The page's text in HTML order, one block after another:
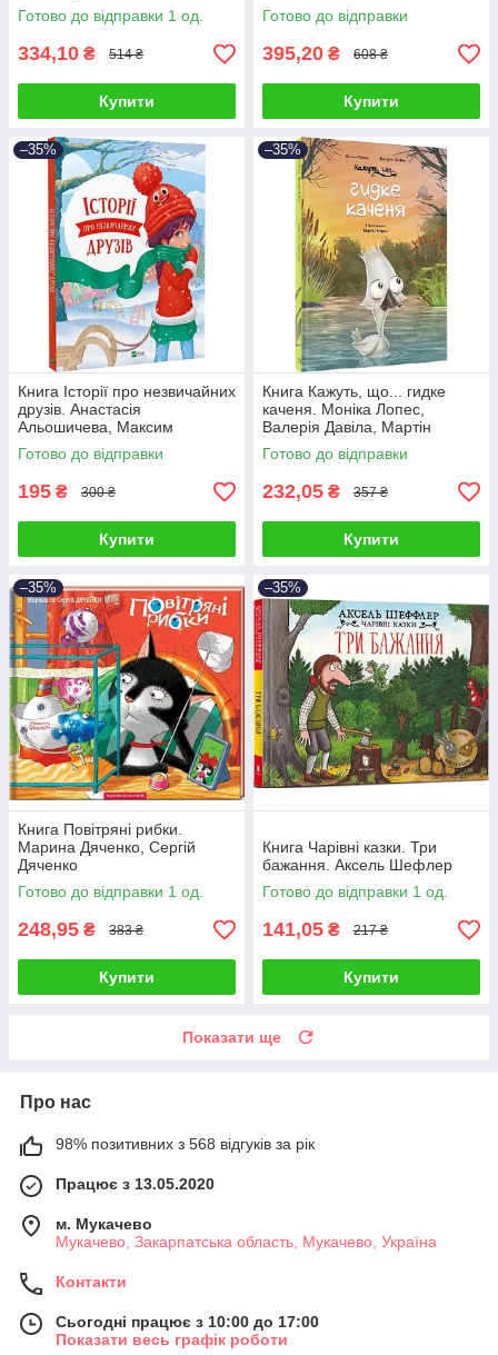
Готово до відправки 1 од.
334,10 ₴ 514 ₴
Купити
Готово до відправки
395,20 ₴ 608 ₴
Купити
–35%
Книга Історії про незвичайних
друзів. Анастасія
Альошичева, Максим
Долинний
Готово до відправки
195 ₴ 300 ₴
Купити
–35%
Книга Кажуть, що... гидке
каченя. Моніка Лопес,
Валерія Давіла, Мартін
Морон
Готово до відправки
232,05 ₴ 357 ₴
Купити
–35%
Книга Повітряні рибки.
Марина Дяченко, Сергій
Дяченко
Готово до відправки 1 од.
248,95 ₴ 383 ₴
Купити
–35%
Книга Чарівні казки. Три
бажання. Аксель Шефлер
Готово до відправки 1 од.
141,05 ₴ 217 ₴
Купити
Показати ще
Про нас
98% позитивних з 568 відгуків за рік
Працює з 13.05.2020
м. Мукачево
Мукачево, Закарпатська область, Мукачево, Україна
Контакти
Сьогодні працює з 10:00 до 17:00
Показати весь графік роботи